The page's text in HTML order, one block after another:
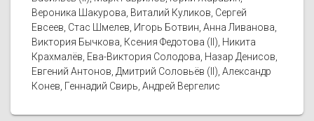
Вероника Шакурова, Виталий Куликов, Сергей
Евсеев, Стас Шмелев, Игорь Ботвин, Анна Ливанова,
Виктория Бычкова, Ксения Федотова (II), Никита
Крахмалёв, Ева-Виктория Солодова, Назар Денисов,
Евгений Антонов, Дмитрий Соловьёв (II), Александр
Конев, Геннадий Свирь, Андрей Вергелис